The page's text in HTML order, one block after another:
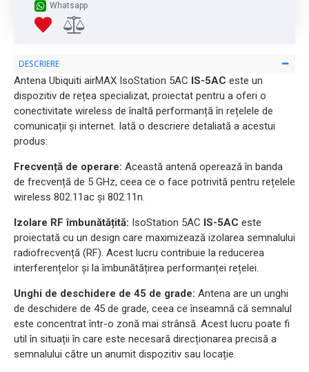
Whatsapp
DESCRIERE
Antena Ubiquiti airMAX IsoStation 5AC IS-5AC este un
dispozitiv de rețea specializat, proiectat pentru a oferi o
conectivitate wireless de înaltă performanță în rețelele de
comunicații și internet. Iată o descriere detaliată a acestui
produs:
Frecvență de operare: Această antenă operează în banda
de frecvență de 5 GHz, ceea ce o face potrivită pentru rețelele
wireless 802.11ac și 802.11n.
Izolare RF îmbunătățită: IsoStation 5AC IS-5AC este
proiectată cu un design care maximizează izolarea semnalului
radiofrecvență (RF). Acest lucru contribuie la reducerea
interferențelor și la îmbunătățirea performanței rețelei.
Unghi de deschidere de 45 de grade: Antena are un unghi
de deschidere de 45 de grade, ceea ce înseamnă că semnalul
este concentrat într-o zonă mai strânsă. Acest lucru poate fi
util în situații în care este necesară direcționarea precisă a
semnalului către un anumit dispozitiv sau locație.